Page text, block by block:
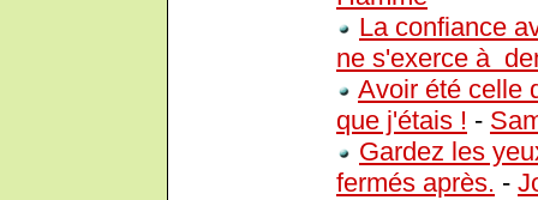
La confiance
ne s'exerce à
Avoir été celle
que j'étais ! -
Gardez les
fermés après. -